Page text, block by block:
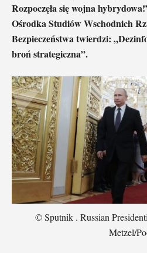
Rozpoczęła się wojna
Ośrodka Studiów Wschodnich
Bezpieczeństwa twierdzi:
broń strategiczna”.
© Sputnik . Russian
Metzel/